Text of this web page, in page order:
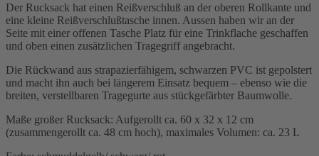
Der Rucksack hat einen Reißverschluß an der oberen Rollkante und
eine kleine Reißverschlußtasche innen. Aussen haben wir an der
Seite mit einer offenen Tasche Platz für eine Trinkflache geschaffen
und oben einen zusätzlichen Tragegriff angebracht.
Die Rückwand aus strapazierfähigem, schwarzen PVC ist gepolstert
und macht ihn auch bei längerem Einsatz bequem – ebenso wie die
breiten, verstellbaren Tragegurte aus stückgefärbter Baumwolle.
Maße großer Rucksack: Aufgerollt ca. 60 x 32 x 12 cm
(zusammengerollt ca. 48 cm hoch), maximales Volumen: ca. 23 L